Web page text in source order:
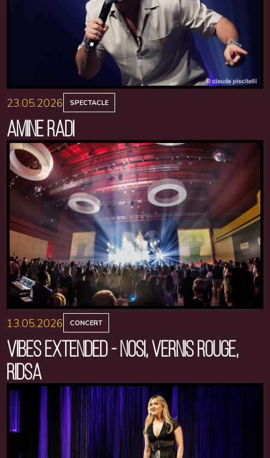
23.05.2026 SPECTACLE
AMINE RADI
13.05.2026 CONCERT
VIBES EXTENDED - NOSI, VERNIS ROUGE,
RIDSA